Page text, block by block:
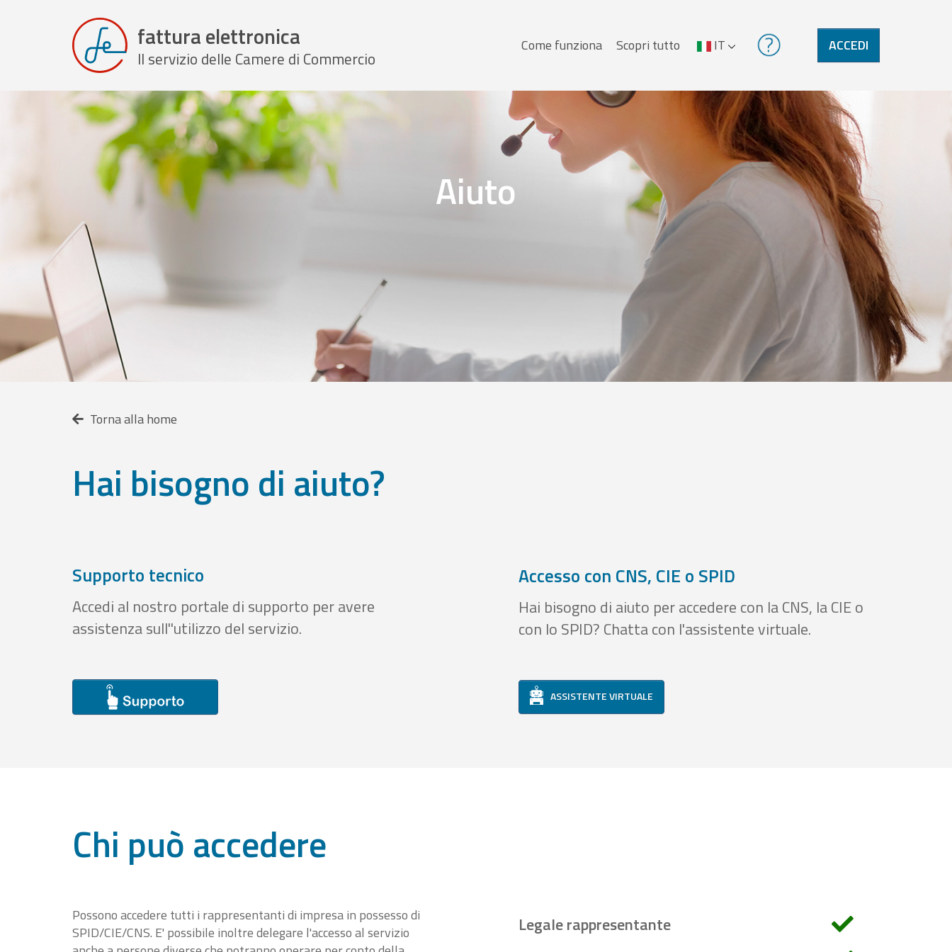
fattura elettronica
Il servizio delle Camere di Commercio Menu
Come funziona Scopri tutto IT ACCEDI
Aiuto
Torna alla home
Hai bisogno di aiuto?
Supporto tecnico
Accedi al nostro portale di supporto per avere
assistenza sull''utilizzo del servizio.
Accesso con CNS, CIE o SPID
Hai bisogno di aiuto per accedere con la CNS, la CIE o
con lo SPID? Chatta con l'assistente virtuale.
ASSISTENTE VIRTUALE
Chi può accedere
Possono accedere tutti i rappresentanti di impresa in possesso di
SPID/CIE/CNS. E' possibile inoltre delegare l'accesso al servizio
Legale rappresentante